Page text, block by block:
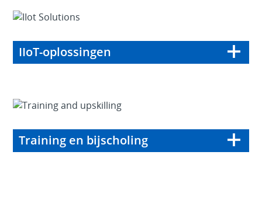
IIoT-oplossingen
Training en bijscholing